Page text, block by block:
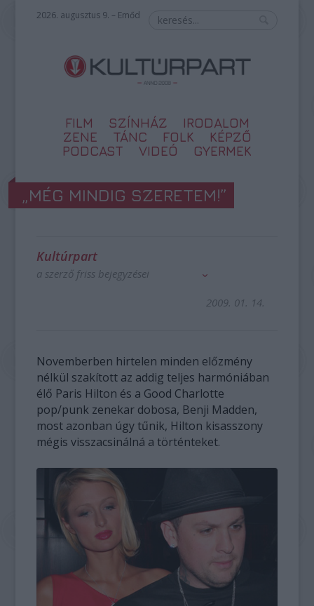
2026. augusztus 9. – Emőd
FILM SZÍNHÁZ
IRODALOM
ZENE
TÁNC FOLK
KÉPZŐ
PODCAST
VIDEÓ GYERMEK
„MÉG MINDIG SZERETEM!”
Kultúrpart
a szerző friss bejegyzései
2009. 01. 14.
Novemberben hirtelen minden előzmény
nélkül szakított az addig teljes harmóniában
élő Paris Hilton és a Good Charlotte
pop/punk zenekar dobosa, Benji Madden,
most azonban úgy tűnik, Hilton kisasszony
mégis visszacsinálná a történteket.